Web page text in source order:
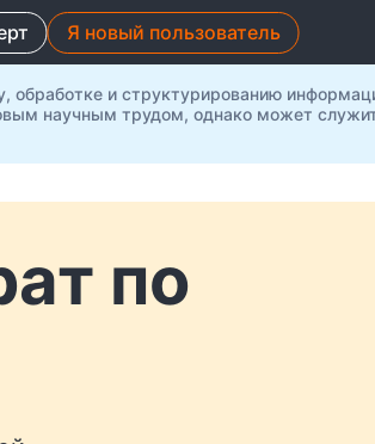
Я новый пользователь
обработке и структурированию
научным трудом, однако может
по